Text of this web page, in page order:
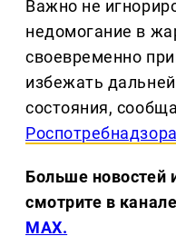
Важно не
недомогание в
своевременно
избежать
состояния,
Больше новостей
смотрите в канале
MAX.